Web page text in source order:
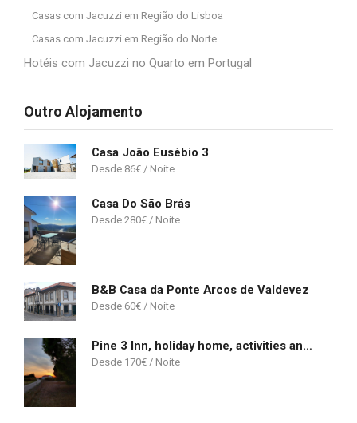
Casas com Jacuzzi em Região do Lisboa
Casas com Jacuzzi em Região do Norte
Hotéis com Jacuzzi no Quarto em Portugal
Outro Alojamento
Casa João Eusébio 3
86€
Casa Do São Brás
280€
B&B Casa da Ponte Arcos de Valdevez
60€
Pine 3 Inn, holiday home, activities and more
170€